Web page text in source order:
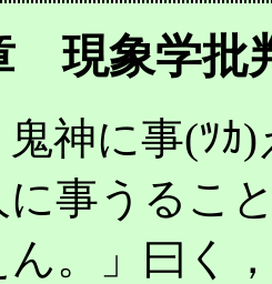
現象学批
神に事(ﾂｶ)
に事うるこ
ん。」曰く